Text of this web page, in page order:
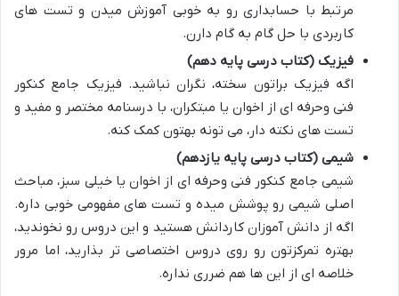
مرتبط با حسابداری رو به خوبی آموزش میدن و تست های
کاربردی با حل گام به گام دارن.
فیزیک (کتاب درسی پایه دهم)
اگه فیزیک براتون سخته، نگران نباشید. فیزیک جامع کنکور
فنی وحرفه ای از اخوان یا مبتکران، با درسنامه مختصر و مفید و
تست های نکته دار، می تونه بهتون کمک کنه.
شیمی (کتاب درسی پایه یازدهم)
شیمی جامع کنکور فنی وحرفه ای از اخوان یا خیلی سبز، مباحث
اصلی شیمی رو پوشش میده و تست های مفهومی خوبی داره.
اگه از دانش آموزان کاردانش هستید و این دروس رو نخوندید،
بهتره تمرکزتون رو روی دروس اختصاصی تر بذارید، اما مرور
خلاصه ای از این ها هم ضرری نداره.